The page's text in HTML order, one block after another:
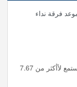
فرقة نداء
رباه فرقة نداء وحداء استماع وتحميل mp3 ، استمع لأأكثر من 7.67